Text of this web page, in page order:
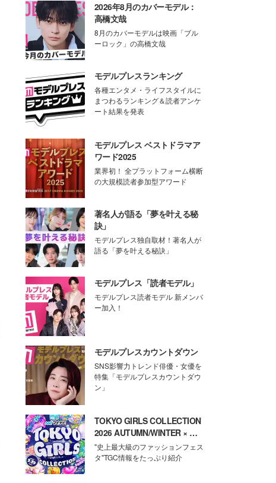
2026年8月のカバーモデル：
高橋文哉
8月のカバーモデルは映画「ブル
ーロック」の高橋文哉
モデルプレスランキング
各種エンタメ・ライフスタイルに
まつわるランキング＆読者アンケ
ート結果を発表
モデルプレス ベストドラマア
ワード2025
業界初！ 全プラットフォーム横断
の大規模読者参加型アワード
著名人が語る「夢を叶える秘
訣」
モデルプレス独自取材！著名人が
語る「夢を叶える秘訣」
モデルプレス「読者モデル」
モデルプレス読者モデル 新メンバ
ー加入！
モデルプレスカウントダウン
SNS影響力トレンド俳優・女優を
特集「モデルプレスカウントダウ
ン」
TOKYO GIRLS COLLECTION
2026 AUTUMN/WINTER × モ
デルプレス
"史上最大級のファッションフェス
タ"TGC情報をたっぷり紹介